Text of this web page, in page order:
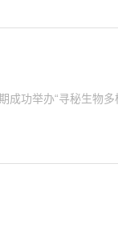
功举办“寻秘生物多